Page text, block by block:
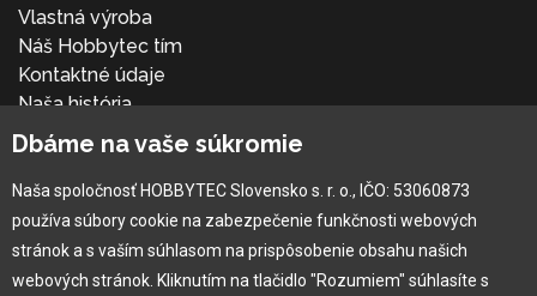
Vlastná výroba
Náš Hobbytec tím
Kontaktné údaje
Naša história
Kariéra
Pre zákazníka
Garancia najlepšej ceny
Dbáme na vaše súkromie
Naša spoločnosť HOBBYTEC Slovensko s. r. o., IČO: 53060873
používa súbory cookie na zabezpečenie funkčnosti webových
stránok a s vaším súhlasom na prispôsobenie obsahu našich
webových stránok. Kliknutím na tlačidlo "Rozumiem" súhlasíte s